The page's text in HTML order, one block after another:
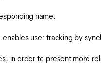
name.
user tracking by
in order to present more